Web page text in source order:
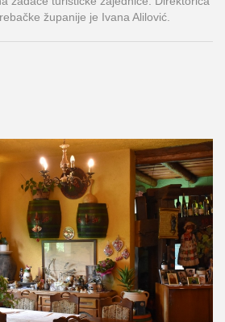
županije je Ivana Alilović.